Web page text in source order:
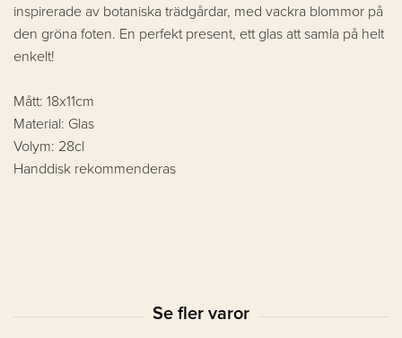
inspirerade av botaniska trädgårdar, med vackra blommor på
den gröna foten. En perfekt present, ett glas att samla på helt
enkelt!
Mått: 18x11cm
Material: Glas
Volym: 28cl
Handdisk rekommenderas